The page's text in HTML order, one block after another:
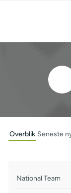
Overblik Seneste
National Team